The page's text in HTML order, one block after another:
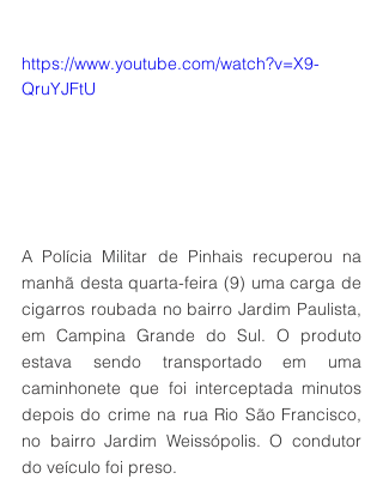
https://www.youtube.com/watch?v=X9-
QruYJFtU
A Polícia Militar de Pinhais recuperou na
manhã desta quarta-feira (9) uma carga de
cigarros roubada no bairro Jardim Paulista,
em Campina Grande do Sul. O produto
estava sendo transportado em uma
caminhonete que foi interceptada minutos
depois do crime na rua Rio São Francisco,
no bairro Jardim Weissópolis. O condutor
do veículo foi preso.